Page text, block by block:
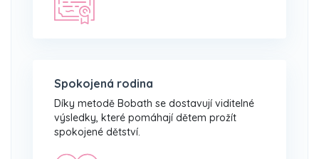
Spokojená rodina
Díky metodě Bobath se dostavují viditelné
výsledky, které pomáhají dětem prožít
spokojené dětství.